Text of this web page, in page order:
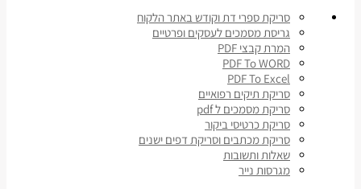
סריקת ספרי דת וקודש באתר הלקוח
גריסת מסמכים לעסקים ופרטיים
המרת קבצי PDF
PDF To WORD
PDF To Excel
סריקת תיקים רפואיים
סריקת מסמכים ל pdf
סריקת כרטיסי ביקור
סריקת מכתבים וסריקת דפים ישנים
שאלות ותשובות
מגרסות נייר